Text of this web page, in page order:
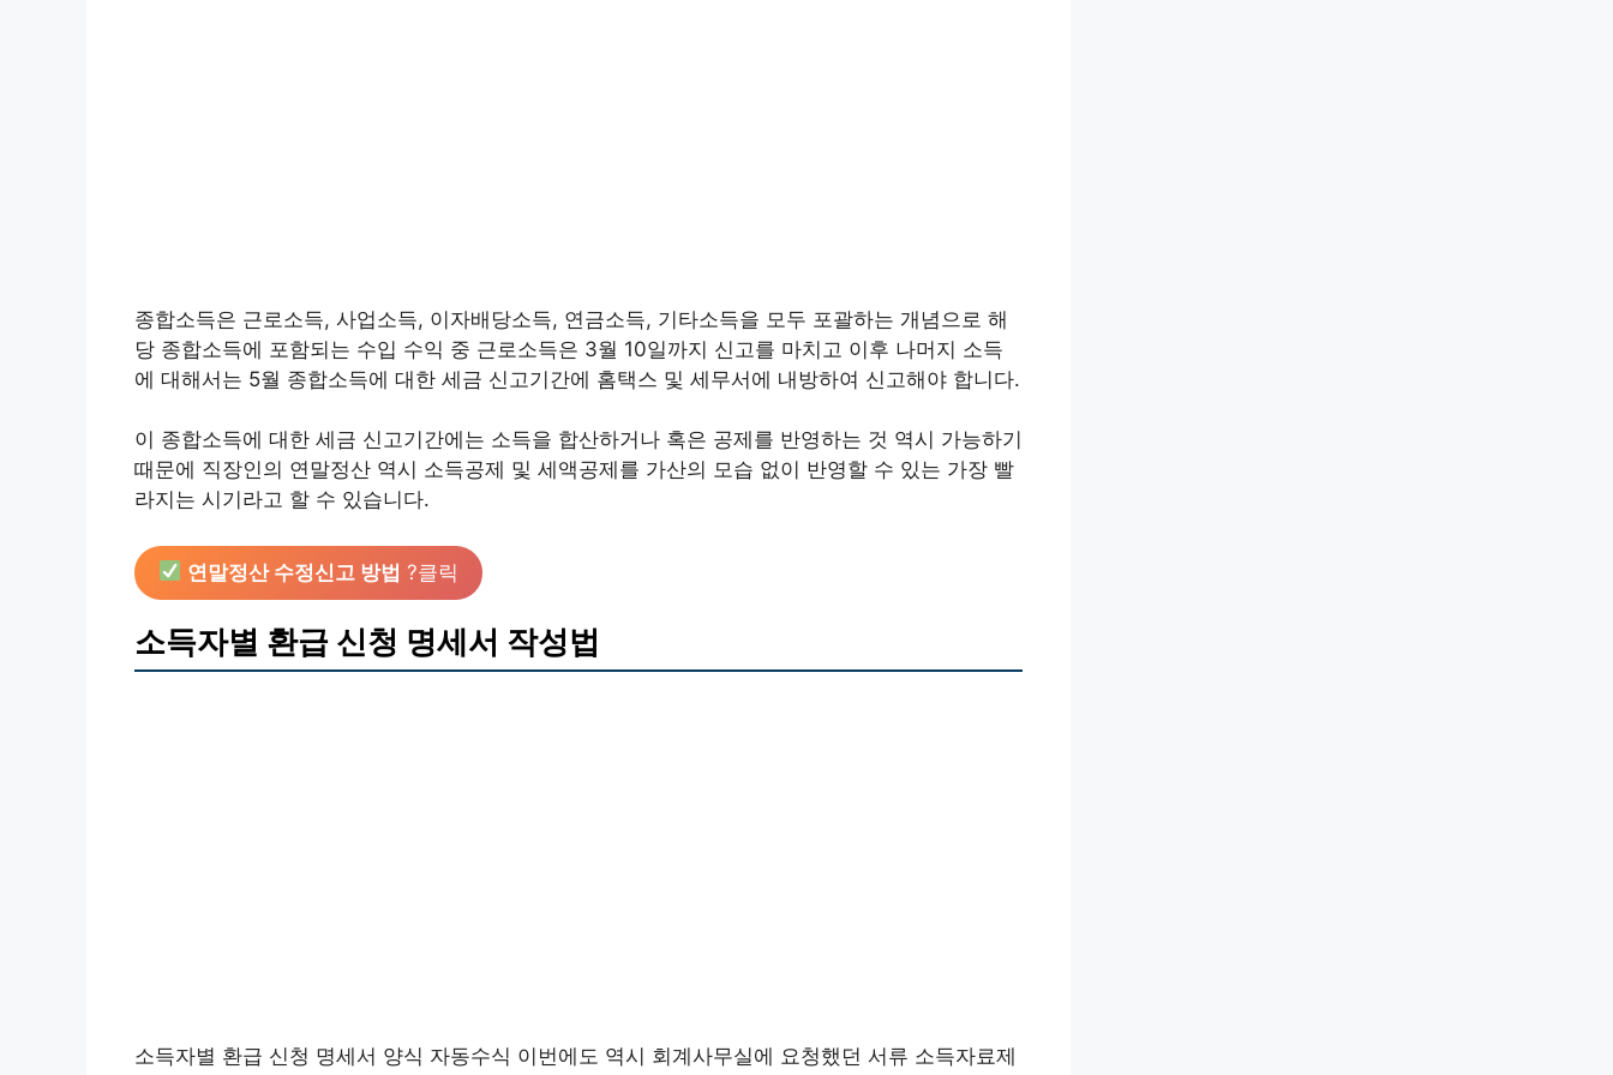
종합소득은 근로소득, 사업소득, 이자배당소득, 연금소득, 기타소득을 모두 포괄하는 개념으로 해
당 종합소득에 포함되는 수입 수익 중 근로소득은 3월 10일까지 신고를 마치고 이후 나머지 소득
에 대해서는 5월 종합소득에 대한 세금 신고기간에 홈택스 및 세무서에 내방하여 신고해야 합니다.
이 종합소득에 대한 세금 신고기간에는 소득을 합산하거나 혹은 공제를 반영하는 것 역시 가능하기
때문에 직장인의 연말정산 역시 소득공제 및 세액공제를 가산의 모습 없이 반영할 수 있는 가장 빨
라지는 시기라고 할 수 있습니다.
연말정산 수정신고 방법 ?클릭
소득자별 환급 신청 명세서 작성법
소득자별 환급 신청 명세서 양식 자동수식 이번에도 역시 회계사무실에 요청했던 서류 소득자료제